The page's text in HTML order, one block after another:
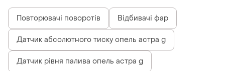
Повторювачі поворотів Відбивачі фар
Датчик абсолютного тиску опель астра g
Датчик рівня палива опель астра g